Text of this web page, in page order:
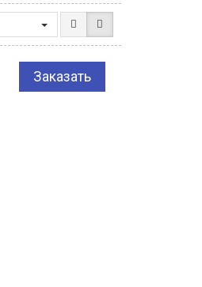
Заказать